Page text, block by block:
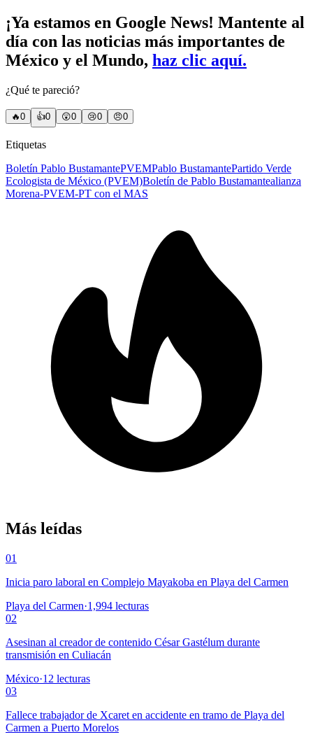
¡Ya estamos en Google News! Mantente al
día con las noticias más importantes de
México y el Mundo, haz clic aquí.
¿Qué te pareció?
🔥0 👍0 😲0 😢0 😠0
Etiquetas
Boletín Pablo BustamantePVEMPablo BustamantePartido Verde
Ecologista de México (PVEM)Boletín de Pablo Bustamantealianza
Morena-PVEM-PT con el MAS
Más leídas
01
Inicia paro laboral en Complejo Mayakoba en Playa del Carmen
Playa del Carmen·1,994 lecturas
02
Asesinan al creador de contenido César Gastélum durante
transmisión en Culiacán
México·12 lecturas
03
Fallece trabajador de Xcaret en accidente en tramo de Playa del
Carmen a Puerto Morelos